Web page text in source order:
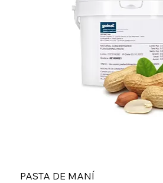
PASTA DE MANÍ